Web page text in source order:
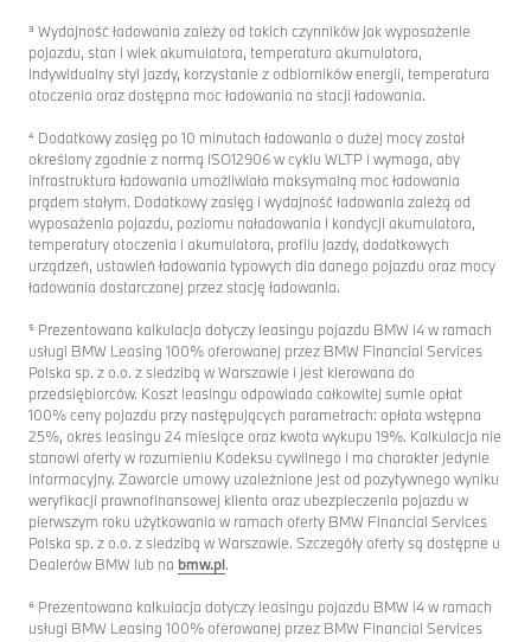
³ Wydajność ładowania zależy od takich czynników jak wyposażenie
pojazdu, stan i wiek akumulatora, temperatura akumulatora,
indywidualny styl jazdy, korzystanie z odbiorników energii, temperatura
otoczenia oraz dostępna moc ładowania na stacji ładowania.
⁴ Dodatkowy zasięg po 10 minutach ładowania o dużej mocy został
określony zgodnie z normą ISO12906 w cyklu WLTP i wymaga, aby
infrastruktura ładowania umożliwiała maksymalną moc ładowania
prądem stałym. Dodatkowy zasięg i wydajność ładowania zależą od
wyposażenia pojazdu, poziomu naładowania i kondycji akumulatora,
temperatury otoczenia i akumulatora, profilu jazdy, dodatkowych
urządzeń, ustawień ładowania typowych dla danego pojazdu oraz mocy
ładowania dostarczanej przez stację ładowania.
⁵ Prezentowana kalkulacja dotyczy leasingu pojazdu BMW i4 w ramach
usługi BMW Leasing 100% oferowanej przez BMW Financial Services
Polska sp. z o.o. z siedzibą w Warszawie i jest kierowana do
przedsiębiorców. Koszt leasingu odpowiada całkowitej sumie opłat
100% ceny pojazdu przy następujących parametrach: opłata wstępna
25%, okres leasingu 24 miesiące oraz kwota wykupu 19%. Kalkulacja nie
stanowi oferty w rozumieniu Kodeksu cywilnego i ma charakter jedynie
informacyjny. Zawarcie umowy uzależnione jest od pozytywnego wyniku
weryfikacji prawnofinansowej klienta oraz ubezpieczenia pojazdu w
pierwszym roku użytkowania w ramach oferty BMW Financial Services
Polska sp. z o.o. z siedzibą w Warszawie. Szczegóły oferty są dostępne u
Dealerów BMW lub na bmw.pl.
⁶ Prezentowana kalkulacja dotyczy leasingu pojazdu BMW i4 w ramach
usługi BMW Leasing 100% oferowanej przez BMW Financial Services